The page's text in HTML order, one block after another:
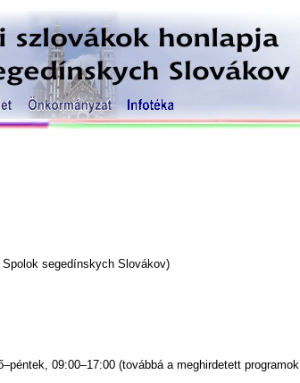
Spolok segedínskych Slovákov)
09:00–17:00 (továbbá a meghirdetett programok